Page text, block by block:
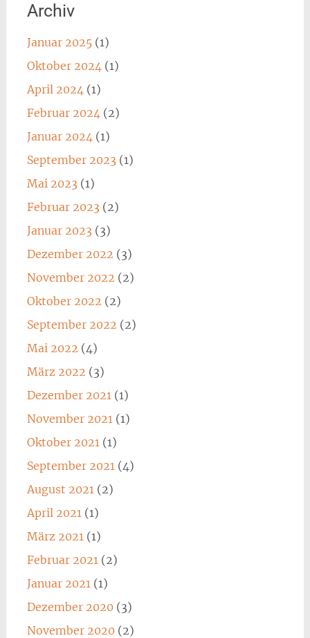
Archiv
Januar 2025(1)
Oktober 2024(1)
April 2024(1)
Februar 2024(2)
Januar 2024(1)
September 2023 (1)
Mai 2023 (1)
Februar 2023 (2)
Januar 2023 (3)
Dezember 2022 (3)
November 2022 (2)
Oktober 2022 (2)
September 2022 (2)
Mai 2022 (4)
März 2022 (3)
Dezember 2021(1)
November 2021(1)
Oktober 2021(1)
September 2021(4)
August 2021(2)
April 2021(1)
März 2021(1)
Februar 2021(2)
Januar 2021(1)
Dezember 2020 (3)
November 2020 (2)